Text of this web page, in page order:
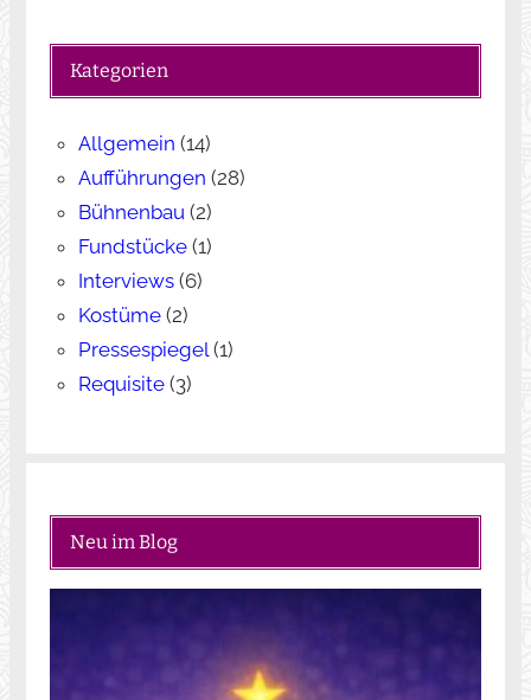
n
Kategorien
Allgemein (14)
Aufführungen (28)
Bühnenbau(2)
Fundstücke(1)
Interviews(6)
Kostüme(2)
Pressespiegel(1)
Requisite(3)
Neu im Blog